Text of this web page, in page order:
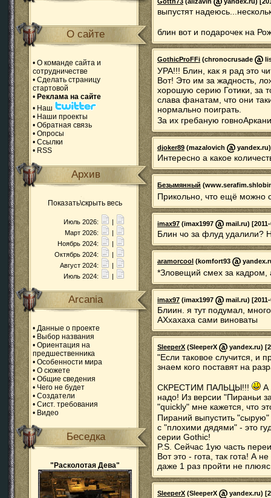
О сайте
• О команде сайта и
сотрудничестве
• Сделать страницу
стартовой
• Реклама на сайте
• Наш
• Наши проекты
• Обратная связь
• Опросы
• Ссылки
• RSS
Архив
Показать\скрыть весь
Июль 2026:
|
Март 2026:
|
Ноябрь 2024:
|
Октябрь 2024:
|
Август 2024:
|
Июль 2024:
|
Arcania
• Данные о проекте
• Выбор названия
• Ориентация на
предшественника
• Особенности мира
• О сюжете
• Общие сведения
• Чего не будет
• Создатели
• Сист. требования
• Видео
Беседка
"Расколотая Дева"
Gotth73 (alizavin yandex.ru)
выпустят
блин вот и подарочек на
GothicProFFi (chronocrusade
УРА!!! Блин, как я рад это
Вот! Это им за жадность,
хорошую серию Готики, за
слава фанатам, что они
нормально поиграть.
За их гребаную
djoker89 (mazalovich
Интересно а какое
Безымянный
Прикольно, что ещё можно
imax97 (imax1997 mail.ru)
Блин чо за флуд удалили?
aramorcool (komfort93
*Зловещий смех за
imax97 (imax1997 mail.ru)
Блиин. я тут подумал,
АХхахаха сами виноваты
SleeperX (SleeperX yandex.ru)
"Если таковое случится, и
знаем кого поставят на
СКРЕСТИМ ПАЛЬЦЫ!!!
А
надо! Из версии "Пираньи
"quickly" мне кажется, что
Пираний выпустить "сырую"
с "плохими дядями" - это
серии Gothic!
P.S. Сейчас 1ую часть
Вот это - гота, так гота! А
даже 1 раз пройти не
SleeperX (SleeperX yandex.ru)